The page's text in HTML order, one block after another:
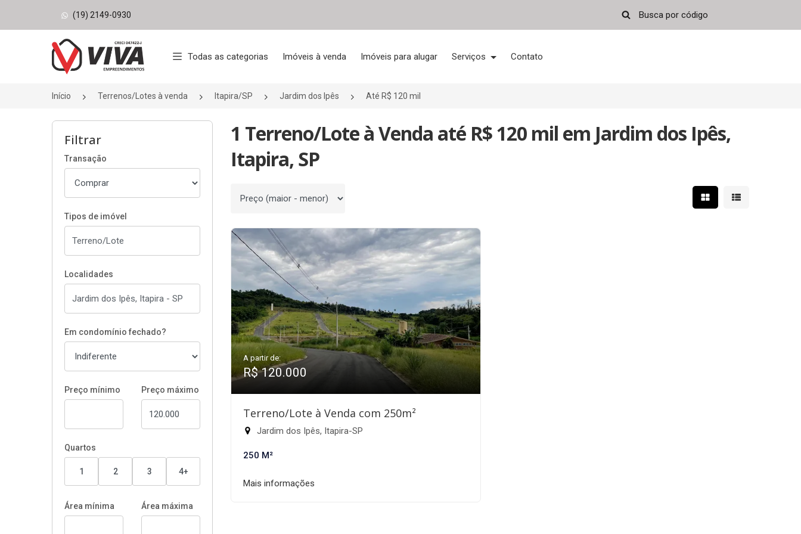
(19) 2149-0930
Página inicial
Todas as categorias Imóveis à venda Imóveis para alugar Serviços Contato
Início Terrenos/Lotes à venda Itapira/SP Jardim dos Ipês Até R$ 120 mil
Filtrar
Transação
Tipos de imóvel
Localidades
Em condomínio fechado?
Preço mínimo Preço máximo
Quartos
1 2 3 4+
Área mínima Área máxima
1 Terreno/Lote à Venda até R$ 120 mil em Jardim dos Ipês,
Itapira, SP
Ordenar por Mostrar resultados em
Mostrar
A partir de:
R$ 120.000
Terreno/Lote à Venda com 250m²
Jardim dos Ipês, Itapira-SP
250 M²
Mais informações